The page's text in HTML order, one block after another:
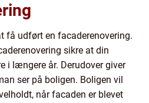
få udført en facaderenovering.
sikre at din
i længere år. Derudover giver
ser på boligen. Boligen vil
når facaden er blevet